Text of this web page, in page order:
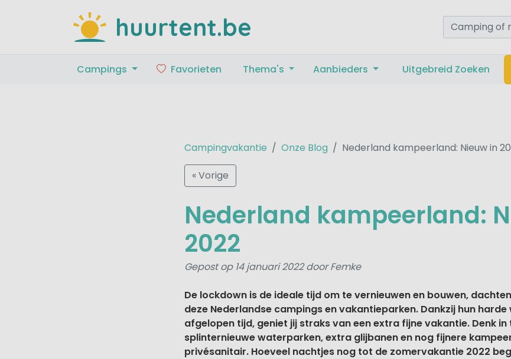
huurtent.be
Campings Favorieten Thema's Aanbieders Uitgebreid Zoeken
Campingvakantie Onze Blog Nederland kampeerland: Nieuw in
« Vorige
Nederland kampeerland:
2022
Gepost op 14 januari 2022 door Femke
De lockdown is de ideale tijd om te vernieuwen en bouwen,
deze Nederlandse campings en vakantieparken. Dankzij hun harde
afgelopen tijd, geniet jij straks van een extra fijne vakantie. Denk
splinternieuwe waterparken, extra glijbanen en nog fijnere
privésanitair. Hoeveel nachtjes nog tot de zomervakantie 2022